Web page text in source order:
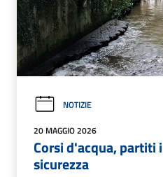
NOTIZIE
20 MAGGIO 2026
Corsi d'acqua, partiti
sicurezza